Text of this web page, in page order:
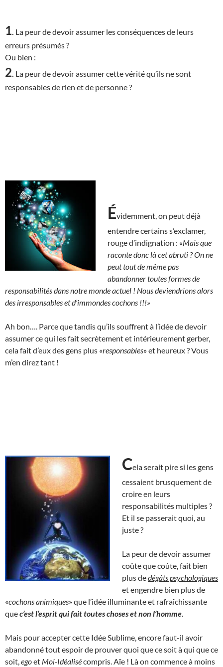
1 La peur de devoir assumer les conséquences de leurs
erreurs présumés ?
Ou bien :
2 La peur de devoir assumer cette vérité qu’ils ne sont
responsables de rien et de personne ?
Évidemment, on peut déjà
entendre certains s’exclamer,
rouge d’indignation : «Mais que
raconte donc là cet abruti ?On ne
peut tout de même pas
abandonner toutes formes de
responsabilités dans notre monde actuel ! Nous deviendrions alors
des irresponsables et d’immondes cochons !!!»
Ah bon…. Parce que tandis qu’ils souffrent à l’idée de devoir
assumer ce qui les fait secrètement et intérieurement gerber,
cela fait d’eux des gens plus «responsables» et heureux ? Vous
m’en direz tant !
Cela serait pire si les gens
cessaient brusquement de
croire en leurs
responsabilités multiples ?
Et il se passerait quoi, au
juste ?
La peur de devoir assumer
coûte que coûte, fait bien
plus dedégâts psychologiques
et engendre bien plus de
«cochons animiques» que l’idée illuminante et rafraîchissante
quec’est l’esprit qui fait toutes choses et non l’homme
Mais pour accepter cette Idée Sublime, encore faut-il avoir
abandonné tout espoir de prouver quoi que ce soit à qui que ce
soit, egoet Moi-Idéalisécompris. Aïe ! Là on commence à moins